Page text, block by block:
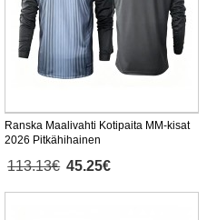
Ranska Maalivahti Kotipaita MM-kisat
2026 Pitkähihainen
113.13€ 45.25€